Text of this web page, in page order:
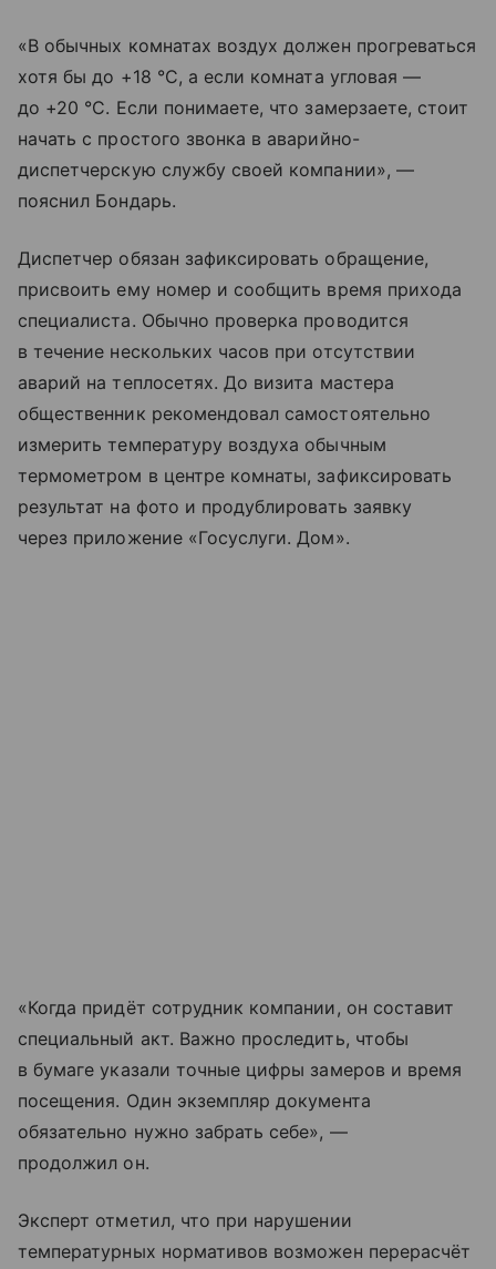
«В обычных комнатах воздух должен прогреваться
хотя бы до +18 °С, а если комната угловая —
до +20 °С. Если понимаете, что замерзаете, стоит
начать с простого звонка в аварийно-
диспетчерскую службу своей компании», —
пояснил Бондарь.
Диспетчер обязан зафиксировать обращение,
присвоить ему номер и сообщить время прихода
специалиста. Обычно проверка проводится
в течение нескольких часов при отсутствии
аварий на теплосетях. До визита мастера
общественник рекомендовал самостоятельно
измерить температуру воздуха обычным
термометром в центре комнаты, зафиксировать
результат на фото и продублировать заявку
через приложение «Госуслуги. Дом».
«Когда придёт сотрудник компании, он составит
специальный акт. Важно проследить, чтобы
в бумаге указали точные цифры замеров и время
посещения. Один экземпляр документа
обязательно нужно забрать себе», —
продолжил он.
Эксперт отметил, что при нарушении
температурных нормативов возможен перерасчёт